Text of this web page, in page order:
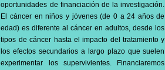
oportunidades de financiación de la investigación.
El cáncer en niños y jóvenes (de 0 a 24 años de
edad) es diferente al cáncer en adultos, desde los
tipos de cáncer hasta el impacto del tratamiento y
los efectos secundarios a largo plazo que suelen
experimentar los supervivientes. Financiaremos